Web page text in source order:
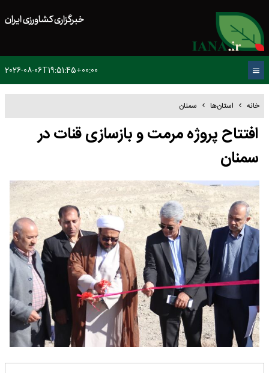
خبرگزاری کشاورزی ایران
2026-08-06T19:51:45+00:00
خانه استان‌ها سمنان
افتتاح پروژه مرمت و بازسازی قنات در
سمنان